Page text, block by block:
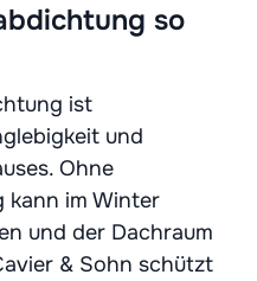
so
ist
und
Ohne
im Winter
und der Dachraum
& Sohn schützt